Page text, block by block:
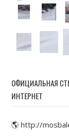
ОФИЦИАЛЬНАЯ
ИНТЕРНЕТ
🌎 http://